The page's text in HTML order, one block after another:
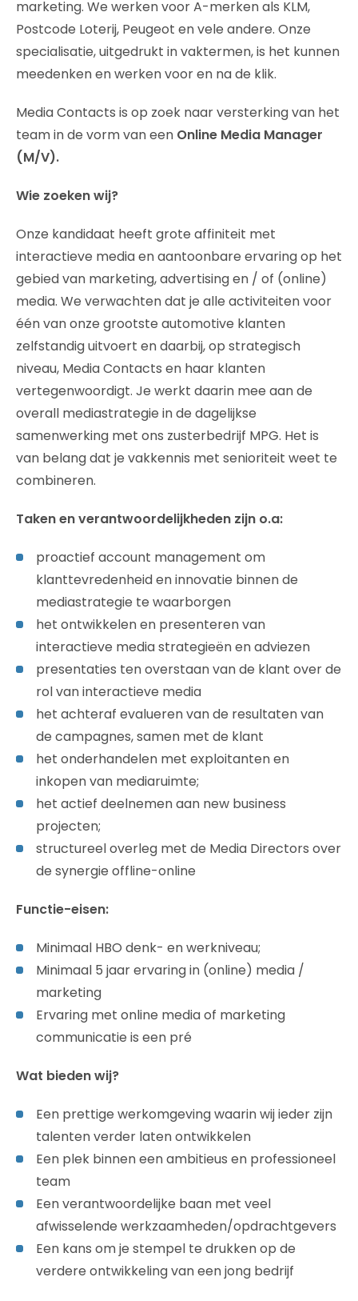
marketing. We werken voor A-merken als KLM,
Postcode Loterij, Peugeot en vele andere. Onze
specialisatie, uitgedrukt in vaktermen, is het kunnen
meedenken en werken voor en na de klik.
Media Contacts is op zoek naar versterking van het
team in de vorm van een Online Media Manager
(M/V).
Wie zoeken wij?
Onze kandidaat heeft grote affiniteit met
interactieve media en aantoonbare ervaring op het
gebied van marketing, advertising en / of (online)
media. We verwachten dat je alle activiteiten voor
één van onze grootste automotive klanten
zelfstandig uitvoert en daarbij, op strategisch
niveau, Media Contacts en haar klanten
vertegenwoordigt. Je werkt daarin mee aan de
overall mediastrategie in de dagelijkse
samenwerking met ons zusterbedrijf MPG. Het is
van belang dat je vakkennis met senioriteit weet te
combineren.
Taken en verantwoordelijkheden zijn o.a:
proactief account management om
klanttevredenheid en innovatie binnen de
mediastrategie te waarborgen
het ontwikkelen en presenteren van
interactieve media strategieën en adviezen
presentaties ten overstaan van de klant over de
rol van interactieve media
het achteraf evalueren van de resultaten van
de campagnes, samen met de klant
het onderhandelen met exploitanten en
inkopen van mediaruimte;
het actief deelnemen aan new business
projecten;
structureel overleg met de Media Directors over
de synergie offline-online
Functie-eisen:
Minimaal HBO denk- en werkniveau;
Minimaal 5 jaar ervaring in (online) media /
marketing
Ervaring met online media of marketing
communicatie is een pré
Wat bieden wij?
Een prettige werkomgeving waarin wij ieder zijn
talenten verder laten ontwikkelen
Een plek binnen een ambitieus en professioneel
team
Een verantwoordelijke baan met veel
afwisselende werkzaamheden/opdrachtgevers
Een kans om je stempel te drukken op de
verdere ontwikkeling van een jong bedrijf